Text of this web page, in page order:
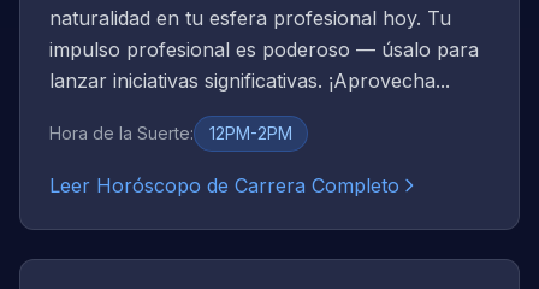
naturalidad en tu esfera profesional hoy. Tu
impulso profesional es poderoso — úsalo para
lanzar iniciativas significativas. ¡Aprovecha...
Hora de la Suerte: 12PM-2PM
Leer Horóscopo de Carrera Completo